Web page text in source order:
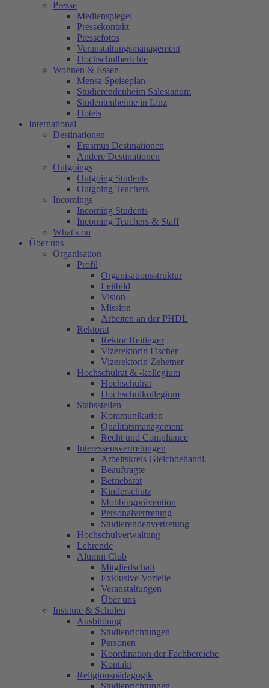
Presse
Medienspiegel
Pressekontakt
Pressefotos
Veranstaltungsmanagement
Hochschulberichte
Wohnen & Essen
Mensa Speiseplan
Studierendenheim Salesianum
Studentenheime in Linz
Hotels
International
Destinationen
Erasmus Destinationen
Andere Destinationen
Outgoings
Outgoing Students
Outgoing Teachers
Incomings
Incoming Students
Incoming Teachers & Staff
What's on
Über uns
Organisation
Profil
Organisationsstruktur
Leitbild
Vision
Mission
Arbeiten an der PHDL
Rektorat
Rektor Reitinger
Vizerektorin Fischer
Vizerektorin Zehetner
Hochschulrat & -kollegium
Hochschulrat
Hochschulkollegium
Stabsstellen
Kommunikation
Qualitätsmanagement
Recht und Compliance
Interessensvertretungen
Arbeitskreis Gleichbehandl.
Beauftragte
Betriebsrat
Kinderschutz
Mobbingprävention
Personalvertretung
Studierendenvertretung
Hochschulverwaltung
Lehrende
Alumni Club
Mitgliedschaft
Exklusive Vorteile
Veranstaltungen
Über uns
Institute & Schulen
Ausbildung
Studienrichtungen
Personen
Koordination der Fachbereiche
Kontakt
Religionspädagogik
Studienrichtungen